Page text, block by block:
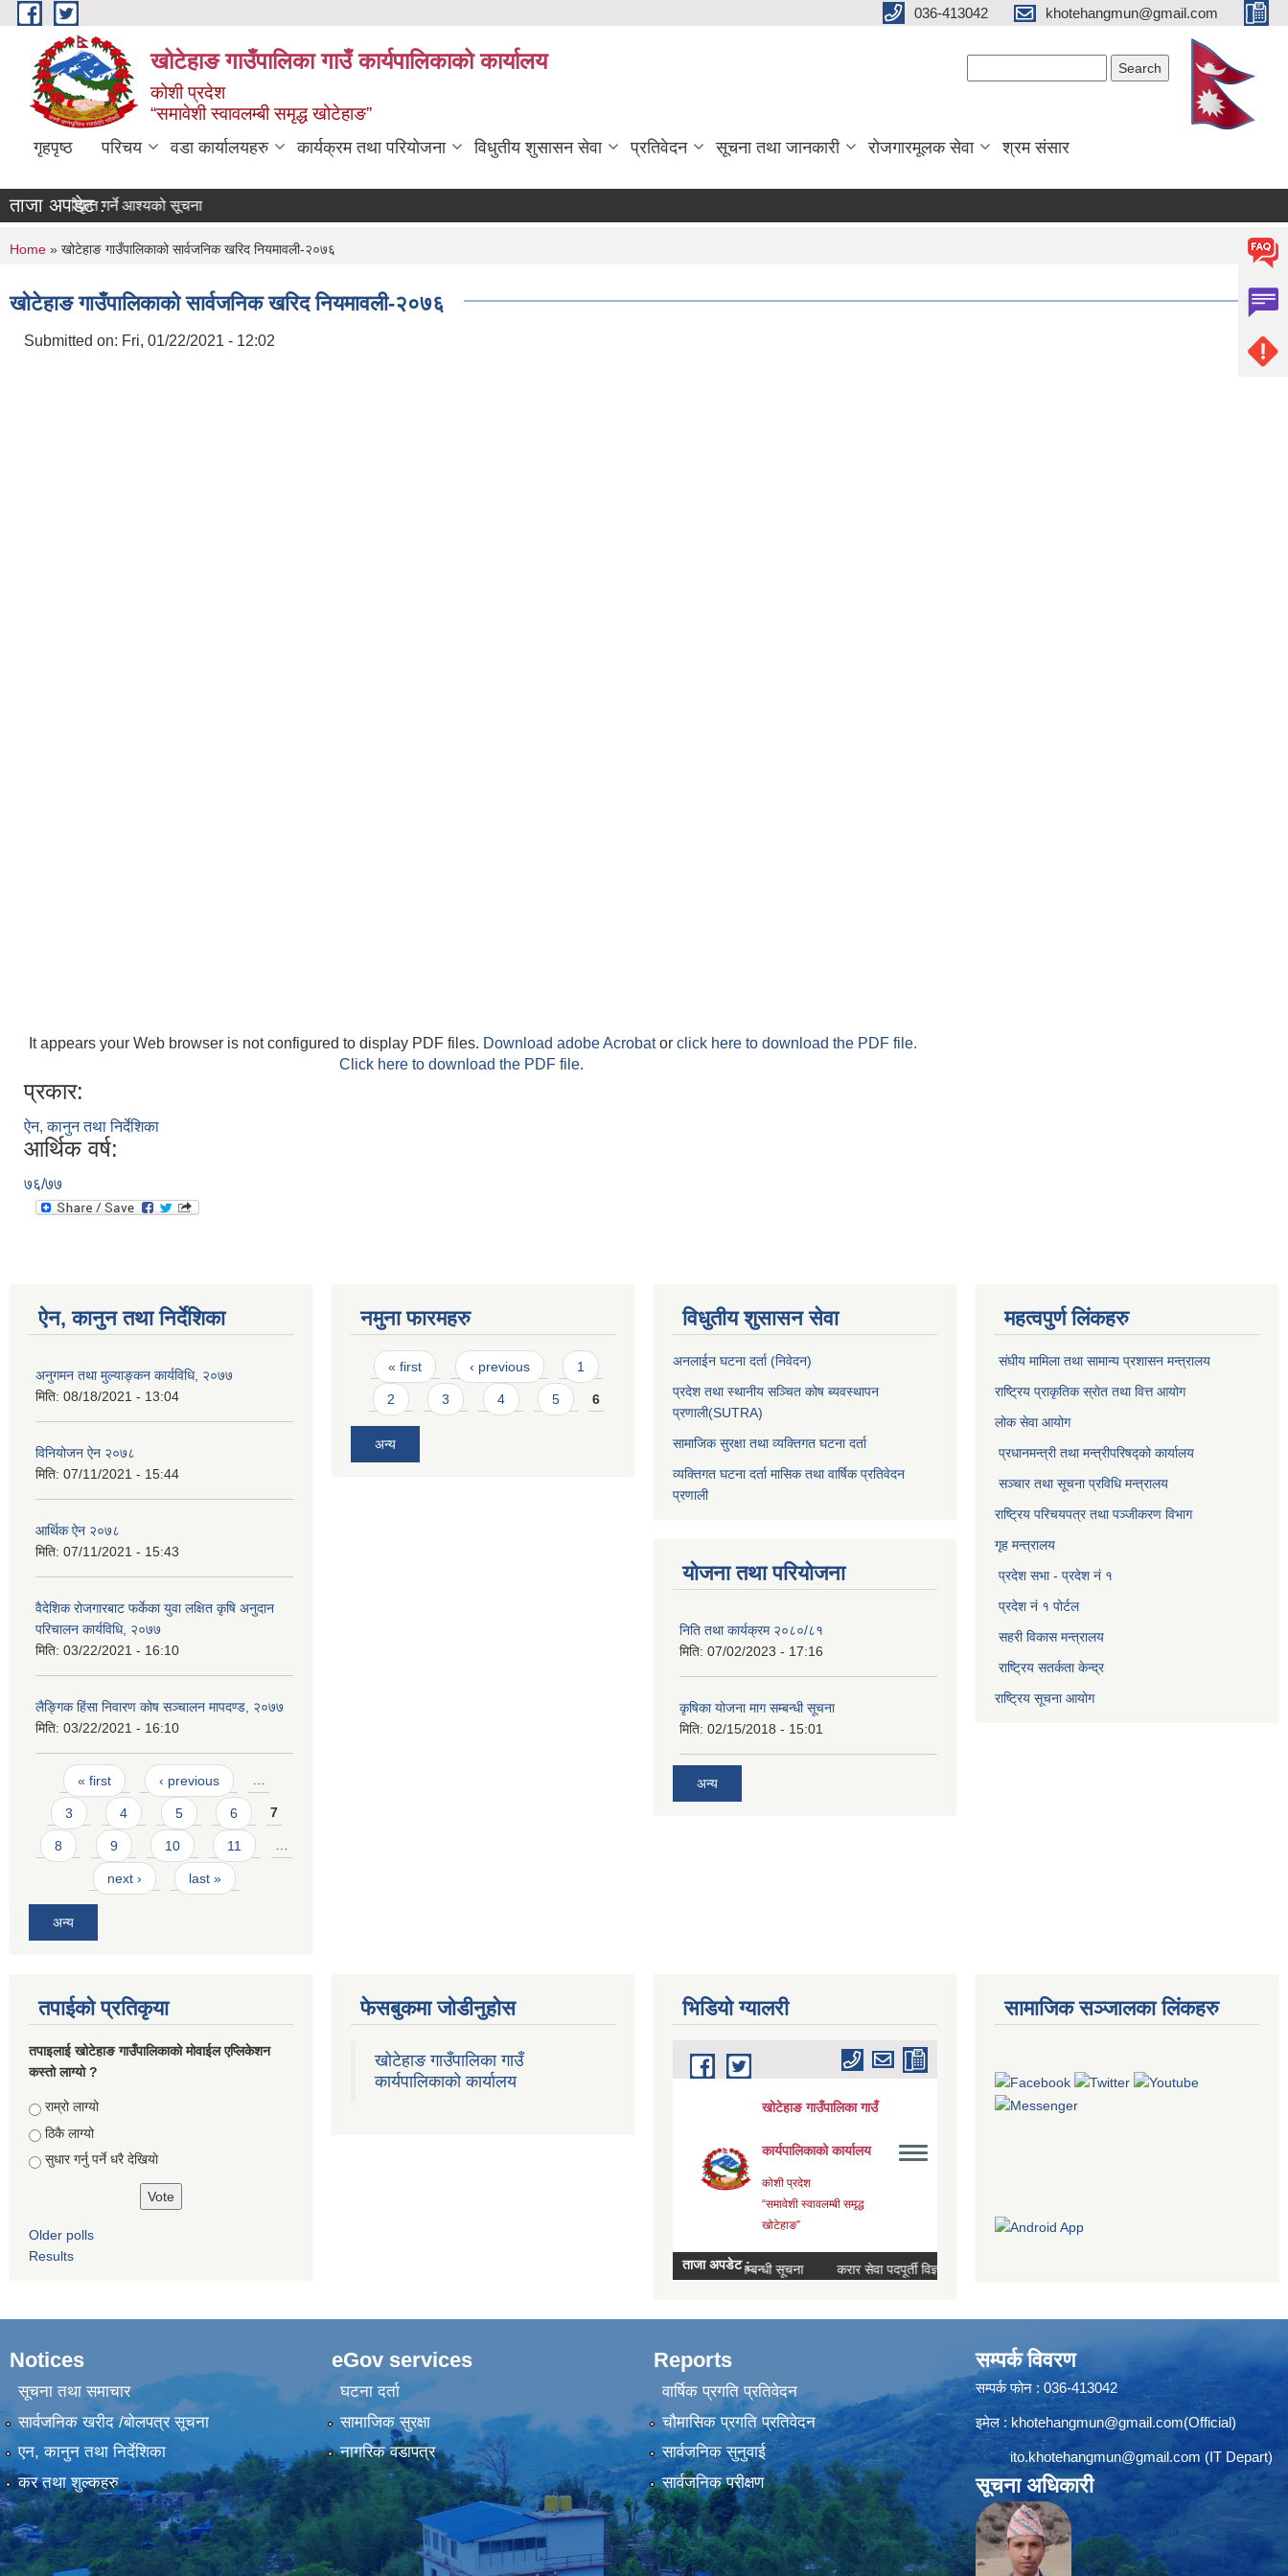
Skip to main content 036-413042 khotehangmun@gmail.com
खोटेहाङ गाउँपालिका गाउँ कार्यपालिकाको कार्यालय
कोशी प्रदेश
“समावेशी स्वावलम्बी समृद्ध खोटेहाङ”
गृहपृष्ठ परिचय वडा कार्यालयहरु कार्यक्रम तथा परियोजना विधुतीय शुसासन सेवा प्रतिवेदन सूचना तथा जानकारी रोजगारमूलक सेवा श्रम संसार
ताजा अपडेट :
स्वीकृत गर्ने आश्यको सूचना
You are here
Home » खोटेहाङ गाउँपालिकाको सार्वजनिक खरिद नियमावली-२०७६
खोटेहाङ गाउँपालिकाको सार्वजनिक खरिद नियमावली-२०७६
Submitted on: Fri, 01/22/2021 - 12:02
It appears your Web browser is not configured to display PDF files. Download adobe Acrobator click here to download the PDF file.
Click here to download the PDF file.
प्रकार:
ऐन, कानुन तथा निर्देशिका
आर्थिक वर्ष:
७६/७७
ऐन, कानुन तथा निर्देशिका
अनुगमन तथा मुल्याङ्कन कार्यविधि, २०७७
मिति: 08/18/2021 - 13:04
विनियोजन ऐन २०७८
मिति: 07/11/2021 - 15:44
आर्थिक ऐन २०७८
मिति: 07/11/2021 - 15:43
वैदेशिक रोजगारबाट फर्केका युवा लक्षित कृषि अनुदान
परिचालन कार्यविधि, २०७७
मिति: 03/22/2021 - 16:10
लैङ्गिक हिंसा निवारण कोष सञ्चालन मापदण्ड, २०७७
मिति: 03/22/2021 - 16:10
Pages
« first ‹ previous …
3 4 5 6 7
8 9 10 11 …
next › last »
अन्य
नमुना फारमहरु
Pages
« first ‹ previous 1
2 3 4 5 6
अन्य
विधुतीय शुसासन सेवा
अनलाईन घटना दर्ता (निवेदन)
प्रदेश तथा स्थानीय सञ्चित कोष ब्यवस्थापन
प्रणाली(SUTRA)
सामाजिक सुरक्षा तथा व्यक्तिगत घटना दर्ता
व्यक्तिगत घटना दर्ता मासिक तथा वार्षिक प्रतिवेदन
प्रणाली
योजना तथा परियोजना
निति तथा कार्यक्रम २०८०/८१
मिति: 07/02/2023 - 17:16
कृषिका योजना माग सम्बन्धी सूचना
मिति: 02/15/2018 - 15:01
अन्य
महत्वपुर्ण लिंकहरु
संघीय मामिला तथा सामान्य प्रशासन मन्त्रालय
राष्ट्रिय प्राकृतिक स्राेत तथा वित्त आयोग
लोक सेवा आयोग
प्रधानमन्त्री तथा मन्त्रीपरिषद्को कार्यालय
सञ्‍चार तथा सूचना प्रविधि मन्त्रालय
राष्ट्रिय परिचयपत्र तथा पञ्जीकरण विभाग​
गृह मन्त्रालय
प्रदेश सभा - प्रदेश नं १
प्रदेश नं १ पोर्टल
सहरी विकास मन्त्रालय
राष्ट्रिय सतर्कता केन्द्र
राष्ट्रिय सूचना आयोग
तपाईको प्रतिकृया
तपाइलाई खोटेहाङ गाउँपालिकाको माेवाईल एप्लिकेशन
कस्तो लाग्यो ?
Choices
राम्रो लाग्यो
ठिकै लाग्यो
सुधार गर्नु पर्ने धरै देखियाे
Older polls
Results
फेसबुकमा जोडीनुहोस
खोटेहाङ गाउँपालिका गाउँ
कार्यपालिकाको कार्यालय
भिडियाे ग्यालरी सामाजिक सञ्जालका लिंकहरु
Notices
सूचना तथा समाचार
सार्वजनिक खरीद /बोलपत्र सूचना
एन, कानुन तथा निर्देशिका
कर तथा शुल्कहरु
eGov services
घटना दर्ता
सामाजिक सुरक्षा
नागरिक वडापत्र
Reports
वार्षिक प्रगति प्रतिवेदन
चौमासिक प्रगति प्रतिवेदन
सार्वजनिक सुनुवाई
सार्वजनिक परीक्षण
सम्पर्क विवरण
सम्पर्क फोन : 036-413042
इमेल : khotehangmun@gmail.com(Official)
ito.khotehangmun@gmail.com (IT Depart)
सूचना अधिकारी